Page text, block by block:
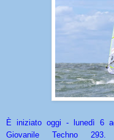
È iniziato oggi - lunedì 6
Giovanile Techno 293.